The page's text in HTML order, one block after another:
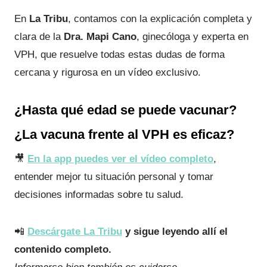
En La Tribu, contamos con la explicación completa y
clara de la Dra. Mapi Cano, ginecóloga y experta en
VPH, que resuelve todas estas dudas de forma
cercana y rigurosa en un vídeo exclusivo.
¿Hasta qué edad se puede vacunar?
¿La vacuna frente al VPH es eficaz?
🎥 En la app puedes ver el vídeo completo,
entender mejor tu situación personal y tomar
decisiones informadas sobre tu salud.
📲 Descárgate La Tribu y sigue leyendo allí el
contenido completo.